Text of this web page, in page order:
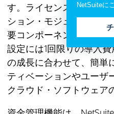
す。ライセンスは、コア
ション・モジュール、お
要コンポーネントで構成
設定には1回限りの導入
の成長に合わせて、簡単
ティベーションやユーザ
クラウド・ソフトウェア
NetSuiteに